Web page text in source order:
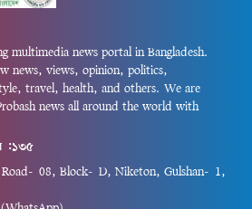
multimedia news portal in Bangladesh.
news, views, opinion, politics,
travel, health, and others. We are
news all around the world with
:১৩৫
08, Block-D, Niketon, Gulshan-1,